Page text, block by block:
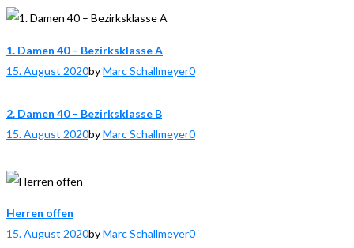
1. Damen 40 – Bezirksklasse A
15. August 2020byMarc Schallmeyer0
2. Damen 40 – Bezirksklasse B
15. August 2020byMarc Schallmeyer0
Herren offen
15. August 2020byMarc Schallmeyer0